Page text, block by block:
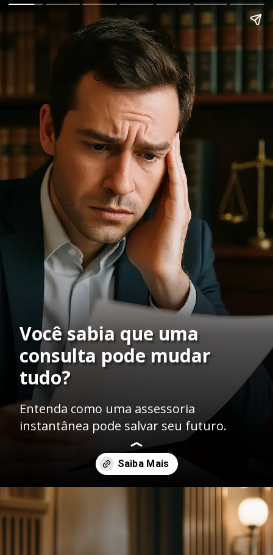
Você sabia que uma
consulta pode mudar
tudo?
Entenda como uma assessoria
instantânea pode salvar seu futuro.
Opening